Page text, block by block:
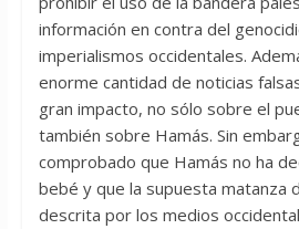
información en contra del
imperialismos occidentales.
enorme cantidad de noticias
gran impacto, no sólo sobre el
también sobre Hamás. Sin
comprobado que Hamás no ha
bebé y que la supuesta matanza
descrita por los medios